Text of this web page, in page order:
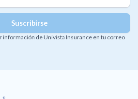
información de Univista Insurance en tu correo